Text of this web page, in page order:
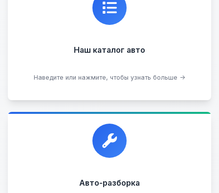
Наш каталог авто
Наведите или нажмите, чтобы узнать больше →
состоянии, где вы можете найти подробную
информацию о каждом авто.
Посмотреть каталог
Авто-разборка
Прием автомобилей для разборки на запчасти в
любом состоянии.